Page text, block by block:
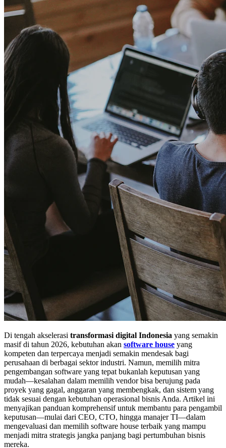
Di tengah akselerasi transformasi digital Indonesia yang semakin
masif di tahun 2026, kebutuhan akan software house yang
kompeten dan terpercaya menjadi semakin mendesak bagi
perusahaan di berbagai sektor industri. Namun, memilih mitra
pengembangan software yang tepat bukanlah keputusan yang
mudah—kesalahan dalam memilih vendor bisa berujung pada
proyek yang gagal, anggaran yang membengkak, dan sistem yang
tidak sesuai dengan kebutuhan operasional bisnis Anda. Artikel ini
menyajikan panduan komprehensif untuk membantu para pengambil
keputusan—mulai dari CEO, CTO, hingga manajer TI—dalam
mengevaluasi dan memilih software house terbaik yang mampu
menjadi mitra strategis jangka panjang bagi pertumbuhan bisnis
mereka.